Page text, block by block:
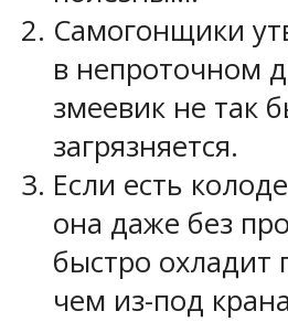
Самогонщики
в непроточном
змеевик не так
загрязняется.
Если есть
она даже без
быстро охладит
чем из-под